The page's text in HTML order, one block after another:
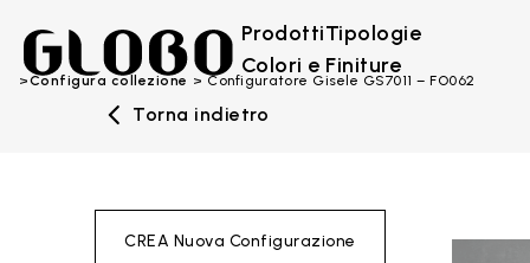
ProdottiTipologie
Colori e Finiture
Configura collezione Configuratore Gisele GS7011 – FO062
Torna indietro
CREA Nuova Configurazione